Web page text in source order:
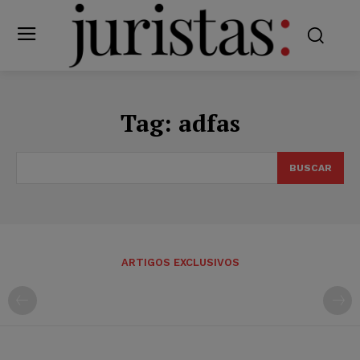
Tag: adfas
BUSCAR
ARTIGOS EXCLUSIVOS